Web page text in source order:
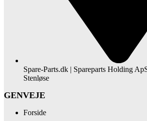
Spare-Parts.dk | Spareparts Holding
Stenløse
GENVEJE
Forside